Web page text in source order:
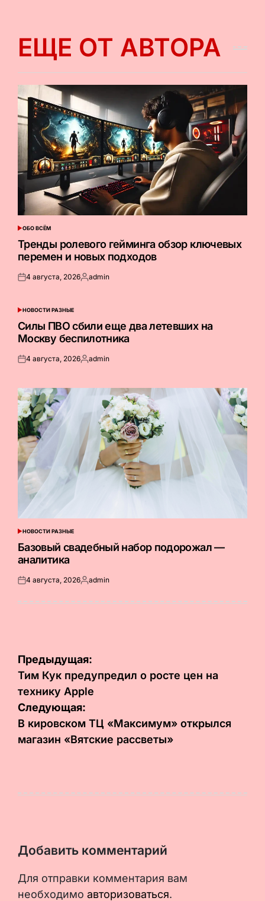
ЕЩЕ ОТ АВТОРА
ОПУБЛИКОВАНО
В
ОБО ВСЁМ
Тренды ролевого гейминга обзор ключевых
перемен и новых подходов
Опубликовано
4 августа, 2026Запись
admin
ОПУБЛИКОВАНО
НОВОСТИ РАЗНЫЕ
Силы ПВО сбили еще два летевших на
Москву беспилотника
Опубликовано
4 августа, 2026Запись
admin
ОПУБЛИКОВАНО
В
НОВОСТИ РАЗНЫЕ
Базовый свадебный набор подорожал —
аналитика
Опубликовано
4 августа, 2026Запись
admin
Навигация
по
записям
Предыдущая:
Тим Кук предупредил о росте цен на
технику Apple
Следующая:
В кировском ТЦ «Максимум» открылся
магазин «Вятские рассветы»
Добавить комментарий
Для отправки комментария вам
необходимо авторизоваться.